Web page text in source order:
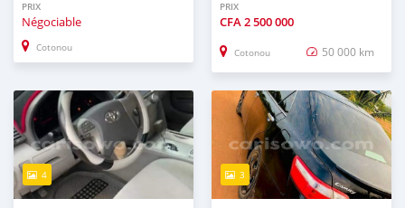
PRIX
Négociable
Cotonou
PRIX
CFA2 500 000
Cotonou 50 000 km
4 3